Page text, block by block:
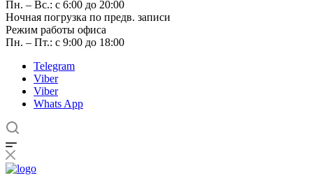
Пн. – Вс.: с 6:00 до 20:00
Ночная погрузка по предв. записи
Режим работы офиса
Пн. – Пт.: с 9:00 до 18:00
Telegram
Viber
Viber
Whats App